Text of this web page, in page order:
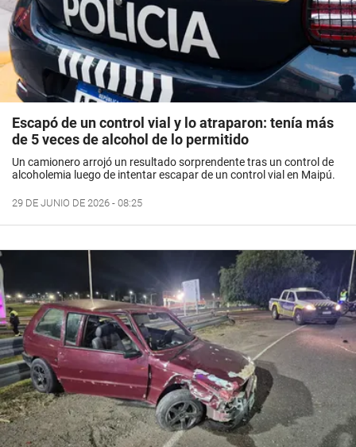
Escapó de un control vial y lo atraparon: tenía más
de 5 veces de alcohol de lo permitido
Un camionero arrojó un resultado sorprendente tras un control de
alcoholemia luego de intentar escapar de un control vial en Maipú.
29 DE JUNIO DE 2026 - 08:25